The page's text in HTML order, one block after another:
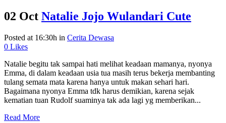
02 Oct Natalie Jojo Wulandari Cute
Posted at 16:30h in Cerita Dewasa
0 Likes
Natalie begitu tak sampai hati melihat keadaan mamanya, nyonya
Emma, di dalam keadaan usia tua masih terus bekerja membanting
tulang semata mata karena hanya untuk makan sehari hari.
Bagaimana nyonya Emma tdk harus demikian, karena sejak
kematian tuan Rudolf suaminya tak ada lagi yg memberikan...
Read More